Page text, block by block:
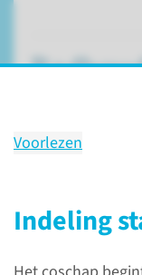
Voorlezen
Indeling
bij